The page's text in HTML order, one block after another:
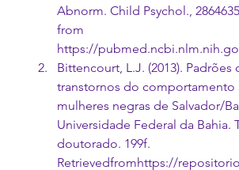
Abnorm. Child Psychol.,
from
https://
Bittencourt, L.J. (2013). Padrões
transtornos do comportamento
mulheres negras de Salvador/
Universidade Federal da Bahia.
doutorado. 199f.
Retrievedfromhttps://